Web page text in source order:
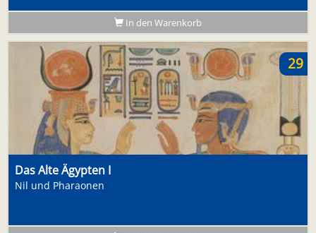
In den Warenkorb
29
Das Alte Ägypten I
Nil und Pharaonen